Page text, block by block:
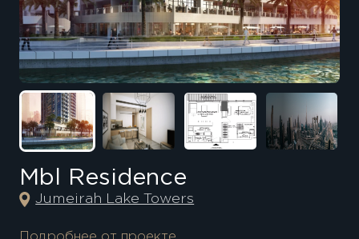
Mbl Residence
Jumeirah Lake Towers